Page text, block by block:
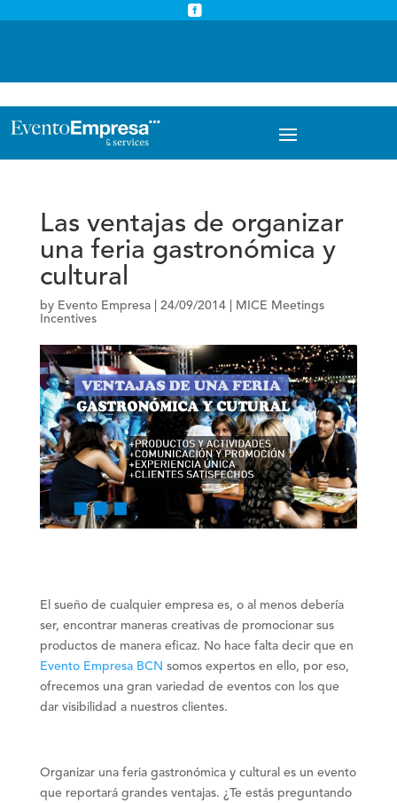

Las ventajas de organizar
una feria gastronómica y
cultural
by Evento Empresa| 24/09/2014|
MICE Meetings
Incentives
El sueño de cualquier empresa es, o al menos debería
ser, encontrar maneras creativas de promocionar sus
productos de manera eficaz. No hace falta decir que en
Evento Empresa BCN somos expertos en ello, por eso,
ofrecemos una gran variedad de eventos con los que
dar visibilidad a nuestros clientes.
Organizar una feria gastronómica y cultural es un evento
que reportará grandes ventajas. ¿Te estás preguntando